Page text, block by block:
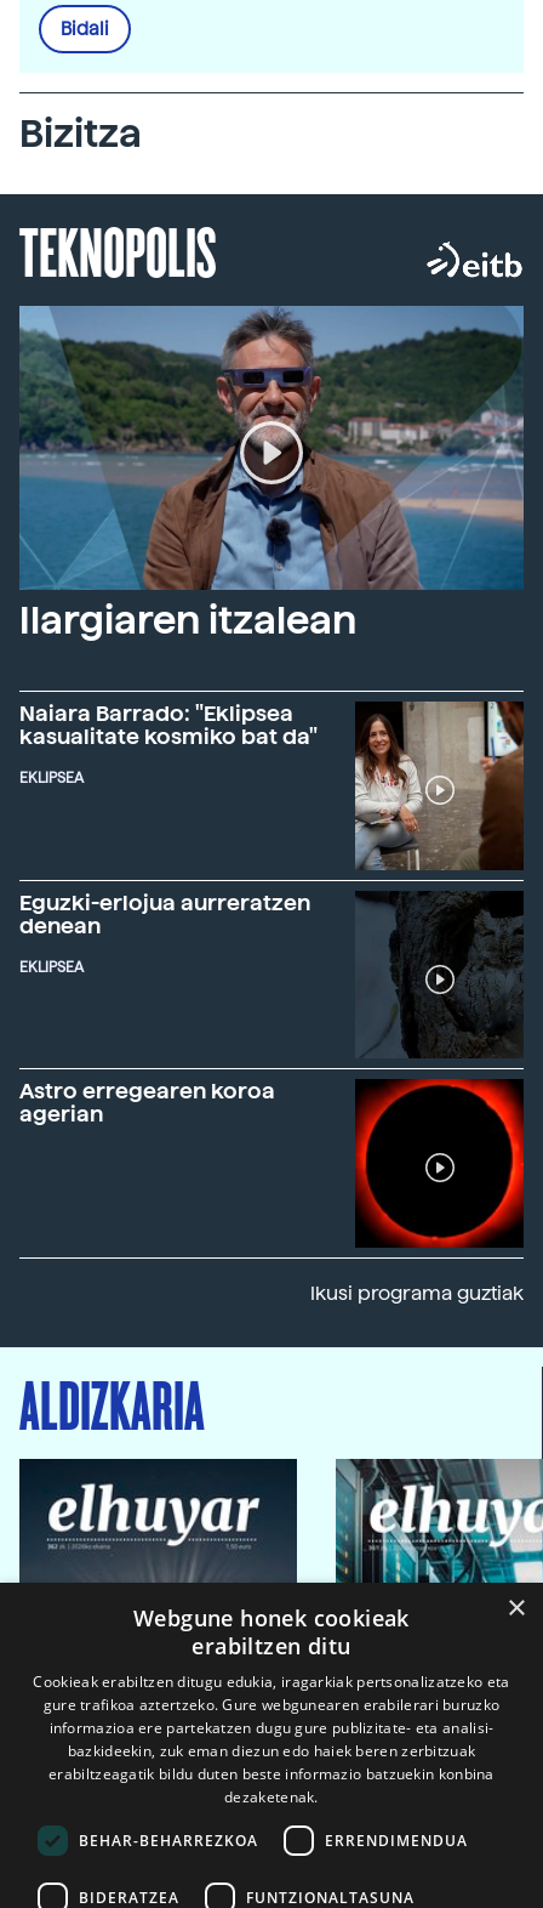
Bidali
Bizitza
TEKNOPOLIS
Ilargiaren itzalean
Naiara Barrado: "Eklipsea
kasualitate kosmiko bat da"
EKLIPSEA
Eguzki-erlojua aurreratzen
denean
EKLIPSEA
Astro erregearen koroa
agerian
Ikusi programa guztiak
ALDIZKARIA
2026ko eka. 1a 2026ko mar. 1a
×
Webgune honek cookieak
erabiltzen ditu
Cookieak erabiltzen ditugu edukia, iragarkiak pertsonalizatzeko eta
gure trafikoa aztertzeko. Gure webgunearen erabilerari buruzko
informazioa ere partekatzen dugu gure publizitate- eta analisi-
bazkideekin, zuk eman diezun edo haiek beren zerbitzuak
erabiltzeagatik bildu duten beste informazio batzuekin konbina
dezaketenak.
BEHAR-BEHARREZKOA ERRENDIMENDUA
BIDERATZEA FUNTZIONALTASUNA